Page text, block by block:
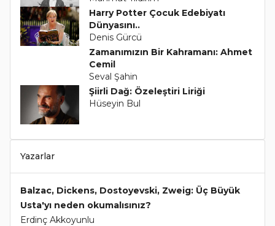
Harry Potter Çocuk Edebiyatı
Dünyasını..
Denis Gürcü
Zamanımızın Bir Kahramanı: Ahmet
Cemil
Seval Şahin
Şiirli Dağ: Özeleştiri Liriği
Hüseyin Bul
Yazarlar
Balzac, Dickens, Dostoyevski, Zweig: Üç Büyük
Usta'yı neden okumalısınız?
Erdinç Akkoyunlu